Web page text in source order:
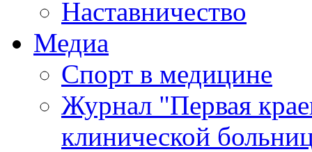
Наставничество
Медиа
Спорт в медицине
Журнал "Первая
клинической